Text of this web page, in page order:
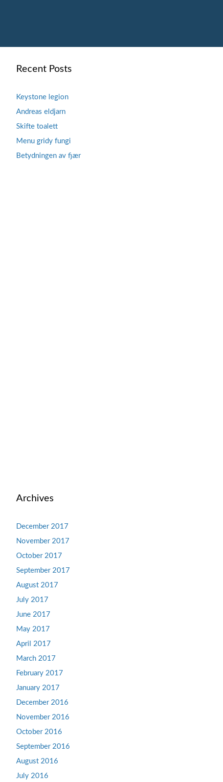
Recent Posts
Keystone legion
Andreas eldjarn
Skifte toalett
Menu gridy fungi
Betydningen av fjær
Archives
December 2017
November 2017
October 2017
September 2017
August 2017
July 2017
June 2017
May 2017
April 2017
March 2017
February 2017
January 2017
December 2016
November 2016
October 2016
September 2016
August 2016
July 2016